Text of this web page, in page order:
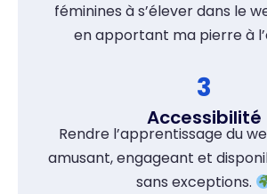
féminines à s’élever dans le
en apportant ma pierre à
3
Accessibilité
Rendre l’apprentissage du
amusant, engageant et
sans exceptions.